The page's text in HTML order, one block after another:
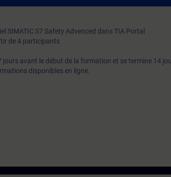
SIMATIC S7 Safety Advenced dans TIA Portal
de 4 participants
jours avant le début de la formation et se termine 14
disponibles en ligne.